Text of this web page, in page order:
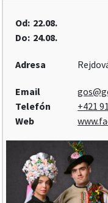
Od: 22.08.
Do: 24.08.
Adresa
Email
Telefón
+421
Web